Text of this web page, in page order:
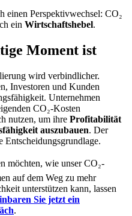
einen Perspektivwechsel: CO₂
ein Wirtschaftshebel.
Moment ist
wird verbindlicher.
Investoren und Kunden
Unternehmen
CO₂-Kosten
nutzen, um ihre Profitabilität
auszubauen. Der
möchten, wie unser CO₂-
auf dem Weg zu mehr
unterstützen kann, lassen
Sie jetzt ein
.